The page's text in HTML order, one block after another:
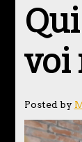
voi
Posted by